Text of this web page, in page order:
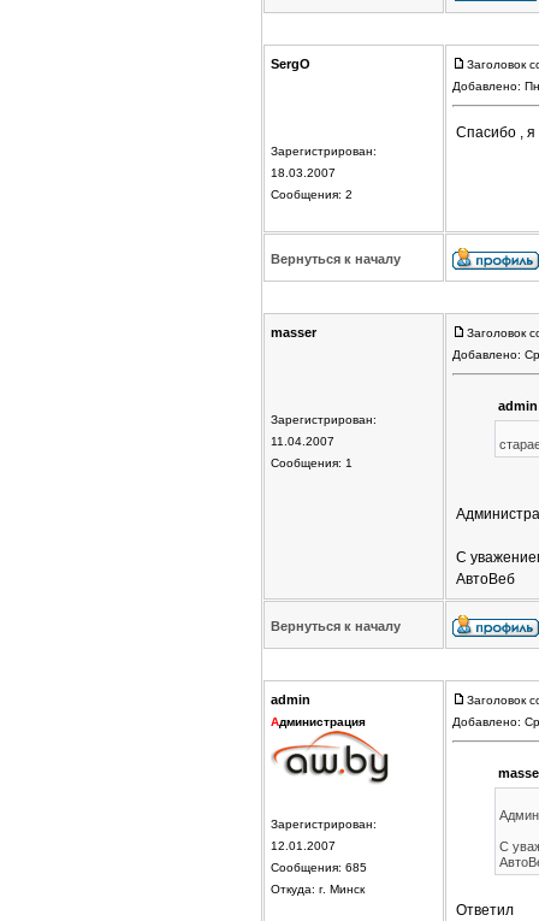
SergO
Зарегистрирован:
18.03.2007
Сообщения: 2
Заголовок
Добавлено:
Спасибо , я
Вернуться к началу
masser
Зарегистрирован:
11.04.2007
Сообщения: 1
Заголовок
Добавлено:
С
АвтоВеб
Вернуться к началу
admin
Администрация
Зарегистрирован:
12.01.2007
Сообщения: 685
Откуда: г. Минск
Заголовок
Добавлено:
С
Ответил